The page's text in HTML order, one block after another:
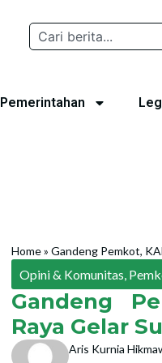
Pemerintahan
Home»Gandeng Pemkot,
Opini & Komunitas,
Gandeng
Raya Gelar
Aris Kurnia